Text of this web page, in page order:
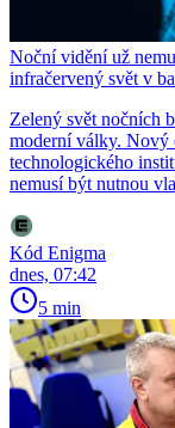
Noční vidění už
infračervený svět v
Zelený svět nočních
moderní války. Nový
technologického
nemusí být nutnou
Kód Enigma
dnes, 07:42
5 min